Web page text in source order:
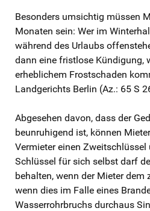
Besonders umsichtig müssen
Monaten sein: Wer im
während des Urlaubs
dann eine fristlose Kündigung,
erheblichem Frostschaden
Landgerichts Berlin (Az.: 65 S
Abgesehen davon, dass der
beunruhigend ist, können
Vermieter einen Zweitschlüssel
Schlüssel für sich selbst darf
behalten, wenn der Mieter dem
wenn dies im Falle eines
Wasserrohrbruchs durchaus